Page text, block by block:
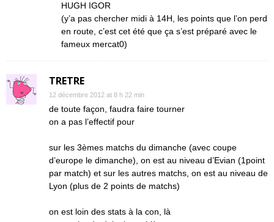
HUGH IGOR
(y’a pas chercher midi à 14H, les points que l’on perd
en route, c’est cet été que ça s’est préparé avec le
fameux mercat0)
TRETRE
12 décembre 2012 at 8 h 22 min
de toute façon, faudra faire tourner
on a pas l’effectif pour
sur les 3èmes matchs du dimanche (avec coupe
d’europe le dimanche), on est au niveau d’Evian (1point
par match) et sur les autres matchs, on est au niveau de
Lyon (plus de 2 points de matchs)
on est loin des stats à la con, là